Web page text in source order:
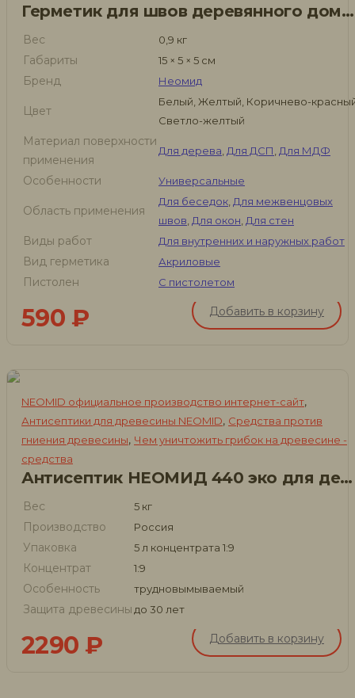
Герметик для швов деревянного дома Neomid Wood Professional, 600 мл
Вес 0,9 кг
Габариты 15 × 5 × 5 см
Бренд Неомид
Цвет
Белый, Желтый, Коричнево-
Светло-желтый
Материал поверхности
применения
Для дерева Для ДСП Для МДФ
Особенности Универсальные
Область применения
Для беседок Для межвенцовых
швов Для окон Для стен
Виды работ Для внутренних и наружных работ
Вид герметика Акриловые
Пистолен С пистолетом
590 ₽ Добавить в корзину
NEOMID официальное производство интернет-сайт,
Антисептики для древесины NEOMID, Средства против
гниения древесины, Чем уничтожить грибок на древесине -
средства
Антисептик НЕОМИД 440 эко для дерева, 5 л
Вес 5 кг
Производство Россия
Упаковка 5 л концентрата 1:9
Концентрат 1:9
Особенность трудновымываемый
Защита древесины до 30 лет
2290 ₽ Добавить в корзину